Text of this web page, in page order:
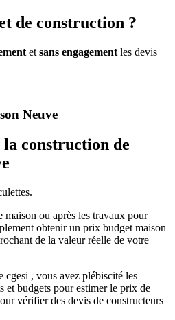
de construction ?
et sans engagement les devis
Neuve
construction de
ou après les travaux pour
obtenir un prix budget maison
de la valeur réelle de votre
cgesi , vous avez plébiscité les
et budgets pour estimer le prix de
vérifier des devis de constructeurs